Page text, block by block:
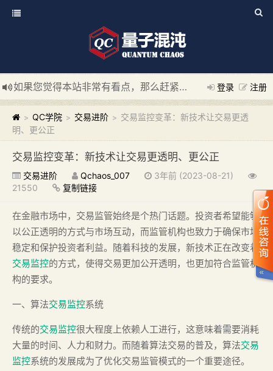
登录 注册
如果您觉得本站非常有看点，那么赶紧使用Ctrl+D 收藏我们吧
新添加量子混沌系统板块，欢迎大家访问！
---“量子混沌系
> QC学院 > 交易进阶 > 交易监控变革：新技术让交易更透
明、更公正
交易监控变革：新技术让交易更透明、更公正
交易进阶 Qchaos_007
3年前 (2023-08-21)
21550
复制链接
在金融市场中，交易监管始终是个热门话题。投资者希望能够
以公正透明的方式与市场互动，而监管机构也致力于确保市场
稳定和保护投资者利益。随着科技的发展，新技术正在改变着
交易监控的方式，使得交易更加公开透明，也更加符合监管机
构的要求。
一、算法交易监控系统
传统的交易监控很大程度上依赖人工进行，这意味着需要消耗
大量的时间、人力和财力。而随着算法交易的普及，算法交易
监控系统的发展成为了优化交易监管模式的一个重要途径。